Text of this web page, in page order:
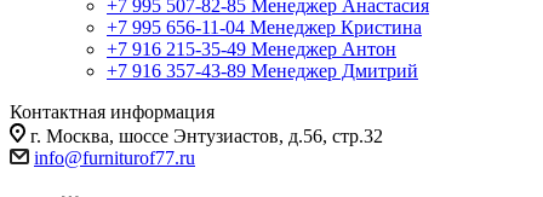
+7 995 507-82-85 Менеджер Анастасия
+7 995 656-11-04 Менеджер Кристина
+7 916 215-35-49 Менеджер Антон
+7 916 357-43-89 Менеджер Дмитрий
Контактная информация
г. Москва, шоссе Энтузиастов, д.56, стр.32
info@furniturof77.ru